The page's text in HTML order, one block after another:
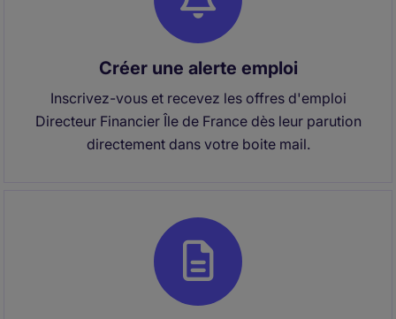
Créer une alerte emploi
Inscrivez-vous et recevez les offres d'emploi
Directeur Financier Île de France dès leur parution
directement dans votre boite mail.